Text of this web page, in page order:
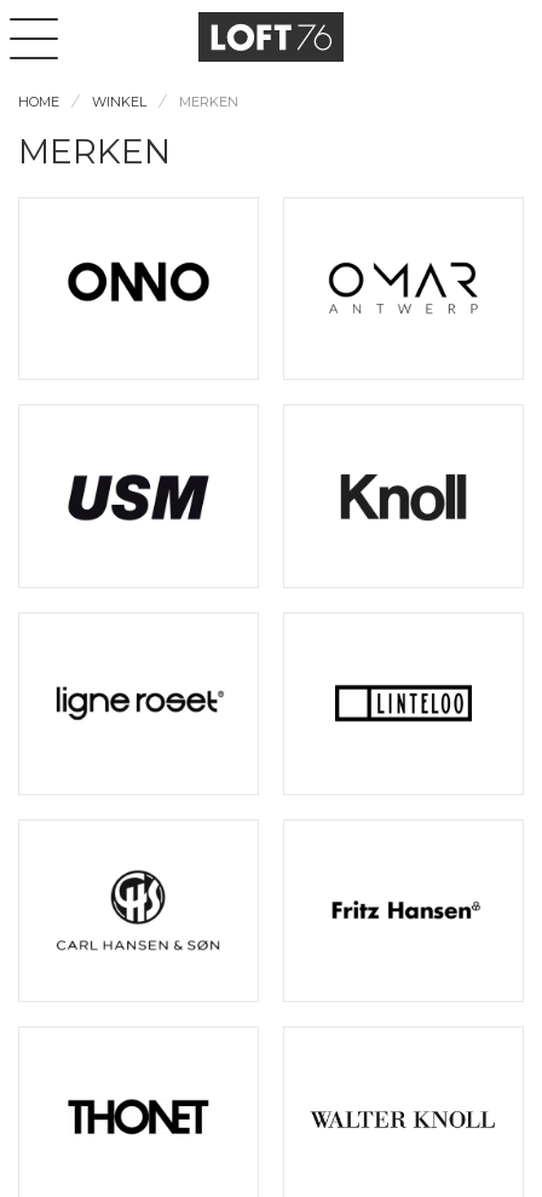
HOME WINKEL MERKEN
MERKEN